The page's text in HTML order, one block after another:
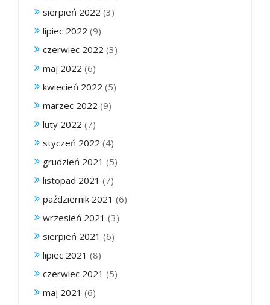
sierpień 2022 (3)
lipiec 2022 (9)
czerwiec 2022 (3)
maj 2022 (6)
kwiecień 2022 (5)
marzec 2022 (9)
luty 2022 (7)
styczeń 2022 (4)
grudzień 2021 (5)
listopad 2021 (7)
październik 2021 (6)
wrzesień 2021 (3)
sierpień 2021 (6)
lipiec 2021 (8)
czerwiec 2021 (5)
maj 2021 (6)